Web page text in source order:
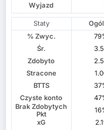
Wyjazd
Staty
% Zwyc.
Śr.
Zdobyto
Stracone
BTTS
Czyste konto
Brak Zdobytych
Pkt
xG